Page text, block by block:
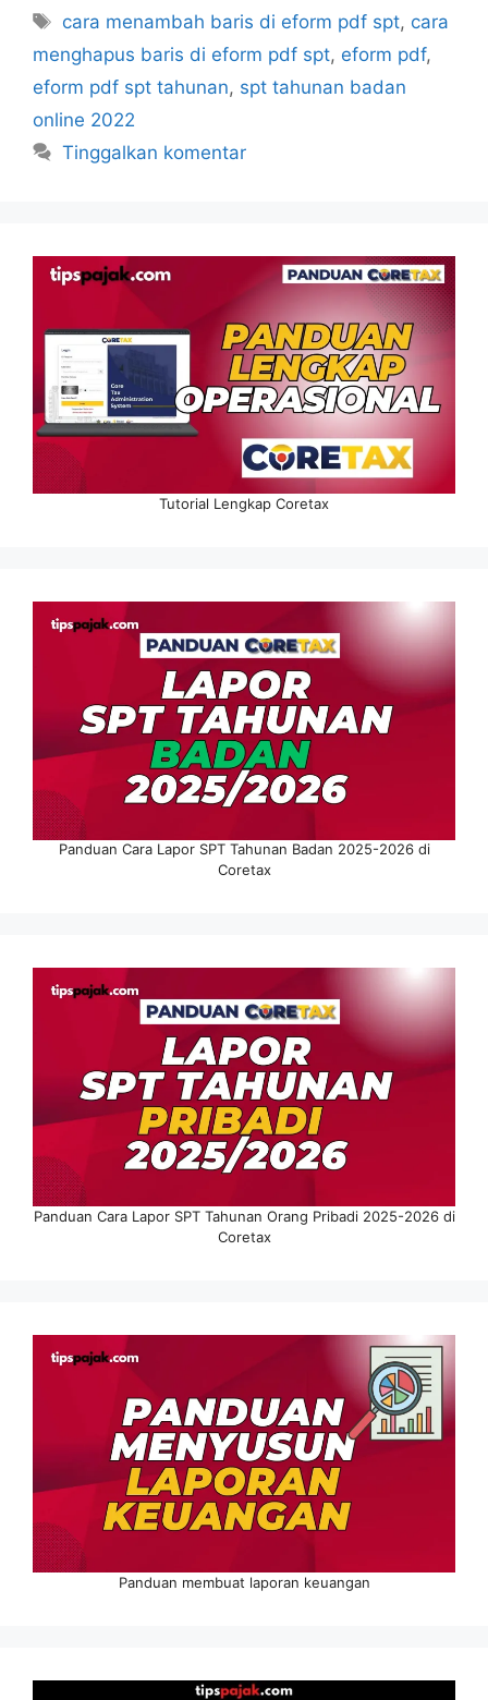
Tag
cara menambah baris di eform pdf spt, cara
menghapus baris di eform pdf spt, eform pdf,
eform pdf spt tahunan, spt tahunan badan
online 2022
Tinggalkan komentar
Tutorial Lengkap Coretax
Panduan Cara Lapor SPT Tahunan Badan 2025-2026 di
Coretax
Panduan Cara Lapor SPT Tahunan Orang Pribadi 2025-2026 di
Coretax
Panduan membuat laporan keuangan